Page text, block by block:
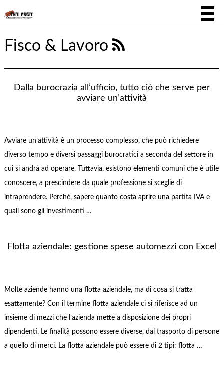
Fisco & Lavoro
Dalla burocrazia all’ufficio, tutto ciò che serve per
avviare un’attività
Avviare un’attività è un processo complesso, che può richiedere
diverso tempo e diversi passaggi burocratici a seconda del settore in
cui si andrà ad operare. Tuttavia, esistono elementi comuni che è utile
conoscere, a prescindere da quale professione si sceglie di
intraprendere. Perché, sapere quanto costa aprire una partita IVA e
quali sono gli investimenti …
Flotta aziendale: gestione spese automezzi con Excel
Molte aziende hanno una flotta aziendale, ma di cosa si tratta
esattamente? Con il termine flotta aziendale ci si riferisce ad un
insieme di mezzi che l’azienda mette a disposizione dei propri
dipendenti. Le finalità possono essere diverse, dal trasporto di persone
a quello di merci. La flotta aziendale può essere di 2 tipi: flotta …